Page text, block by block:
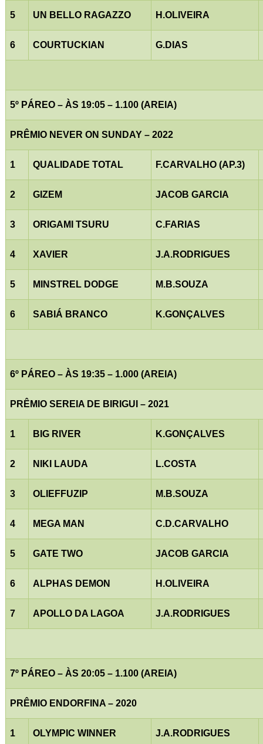
5 UN BELLO RAGAZZO H.OLIVEIRA
6 COURTUCKIAN G.DIAS
5º PÁREO – ÀS 19:05 – 1.100 (AREIA)
PRÊMIO NEVER ON SUNDAY – 2022
1 QUALIDADE TOTAL F.CARVALHO (AP.3)
2 GIZEM JACOB GARCIA
3 ORIGAMI TSURU C.FARIAS
4 XAVIER J.A.RODRIGUES
5 MINSTREL DODGE M.B.SOUZA
6 SABIÁ BRANCO K.GONÇALVES
6º PÁREO – ÀS 19:35 – 1.000 (AREIA)
PRÊMIO SEREIA DE BIRIGUI – 2021
1 BIG RIVER K.GONÇALVES
2 NIKI LAUDA L.COSTA
3 OLIEFFUZIP M.B.SOUZA
4 MEGA MAN C.D.CARVALHO
5 GATE TWO JACOB GARCIA
6 ALPHAS DEMON H.OLIVEIRA
7 APOLLO DA LAGOA J.A.RODRIGUES
7º PÁREO – ÀS 20:05 – 1.100 (AREIA)
PRÊMIO ENDORFINA – 2020
1 OLYMPIC WINNER J.A.RODRIGUES